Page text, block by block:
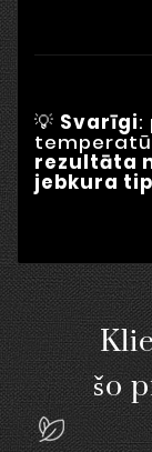
💡 Svarīgi:
rezultāta
jebkura
šo